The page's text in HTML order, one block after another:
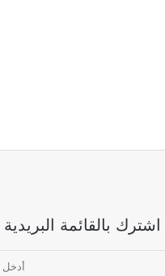
اشترك بالقائمة